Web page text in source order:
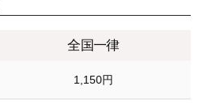
全国一律
1,150円